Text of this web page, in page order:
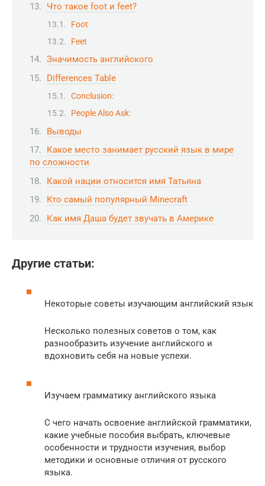
Что такое foot и feet?
Foot
Feet
Значимость английского
Differences Table
Conclusion:
People Also Ask:
Выводы
Какое место занимает русский язык в мире
по сложности
Какой нации относится имя Татьяна
Кто самый популярный Minecraft
Как имя Даша будет звучать в Америке
Другие статьи:
Некоторые советы изучающим английский язык
Несколько полезных советов о том, как
разнообразить изучение английского и
вдохновить себя на новые успехи.
Изучаем грамматику английского языка
С чего начать освоение английской грамматики,
какие учебные пособия выбрать, ключевые
особенности и трудности изучения, выбор
методики и основные отличия от русского
языка.